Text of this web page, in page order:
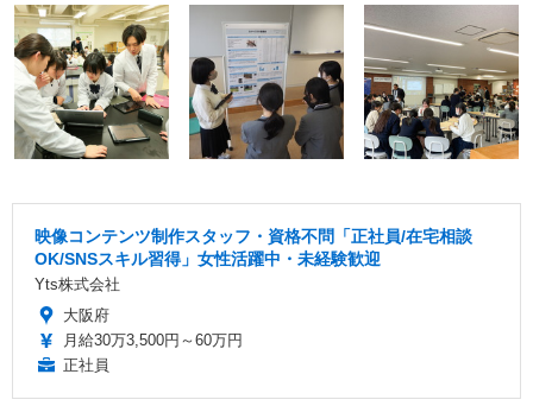
映像コンテンツ制作スタッフ・資格不問「正社員/在宅相談
OK/SNSスキル習得」女性活躍中・未経験歓迎
Yts株式会社
大阪府
月給30万3,500円～60万円
正社員